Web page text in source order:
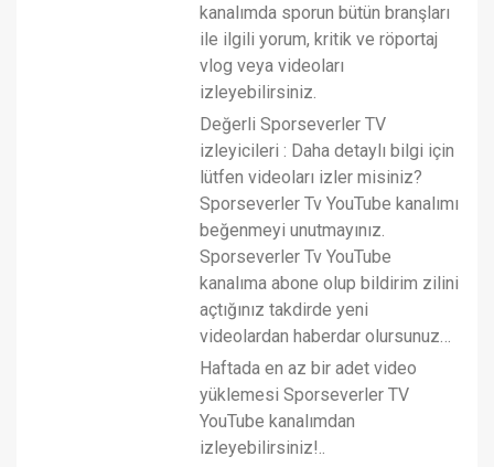
kanalımda sporun bütün branşları
ile ilgili yorum, kritik ve röportaj
vlog veya videoları
izleyebilirsiniz.
Değerli Sporseverler TV
izleyicileri : Daha detaylı bilgi için
lütfen videoları izler misiniz?
Sporseverler Tv YouTube kanalımı
beğenmeyi unutmayınız.
Sporseverler Tv YouTube
kanalıma abone olup bildirim zilini
açtığınız takdirde yeni
videolardan haberdar olursunuz…
Haftada en az bir adet video
yüklemesi Sporseverler TV
YouTube kanalımdan
izleyebilirsiniz!..